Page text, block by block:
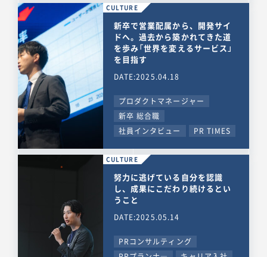
CULTURE
新卒で営業配属から、開発サイ
ドへ。過去から築かれてきた道
を歩み「世界を変えるサービス」
を目指す
DATE:2025.04.18
プロダクトマネージャー
新卒 総合職
社員インタビュー
PR TIMES
CULTURE
努力に逃げている自分を認識
し、成果にこだわり続けるとい
うこと
DATE:2025.05.14
PRコンサルティング